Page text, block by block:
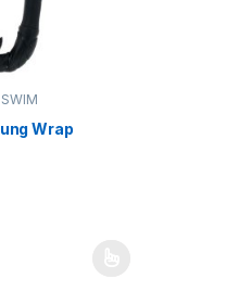
nella pagina del prodotto
SWIM
Wrap
più varianti. Le opzioni possono